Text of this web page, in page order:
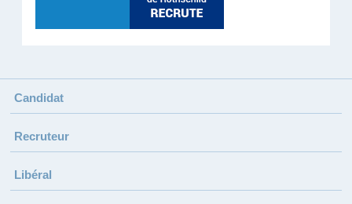
Candidat
Recruteur
Libéral